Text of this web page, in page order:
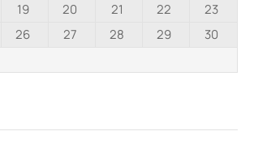
19 20 21 22
23
26 27 28 29
30